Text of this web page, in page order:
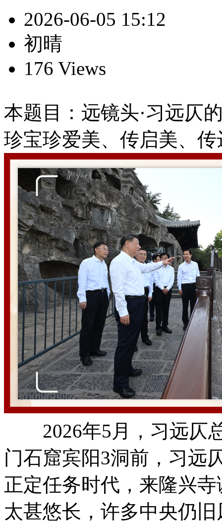
2026-06-05 15:12
初晴
176 Views
本题目：远镜头·习远仄
珍宝珍爱美、传启美、传
2026年5月，习远仄
门石窟宾阳3洞前，习远
正定任务时代，来隆兴
太甚悠长，许多中央仍